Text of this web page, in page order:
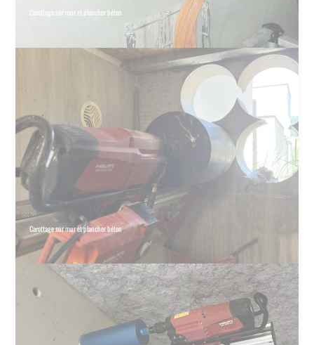
Carottage sur mur et plancher béton
Carottage sur mur et plancher béton